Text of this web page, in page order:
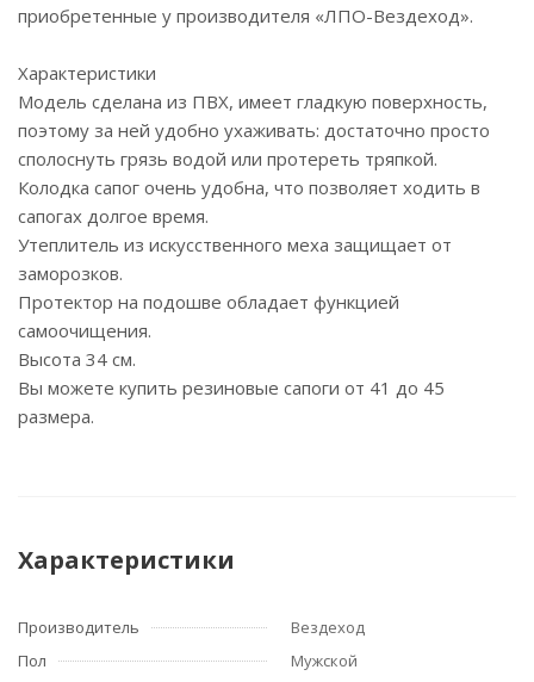
приобретенные у производителя «ЛПО-Вездеход».
Характеристики
Модель сделана из ПВХ, имеет гладкую поверхность,
поэтому за ней удобно ухаживать: достаточно просто
сполоснуть грязь водой или протереть тряпкой.
Колодка сапог очень удобна, что позволяет ходить в
сапогах долгое время.
Утеплитель из искусственного меха защищает от
заморозков.
Протектор на подошве обладает функцией
самоочищения.
Высота 34 см.
Вы можете купить резиновые сапоги от 41 до 45
размера.
Характеристики
Производитель
Вездеход
Пол
Мужской